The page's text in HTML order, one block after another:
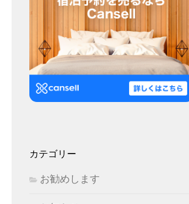
カテゴリー
お勧めします